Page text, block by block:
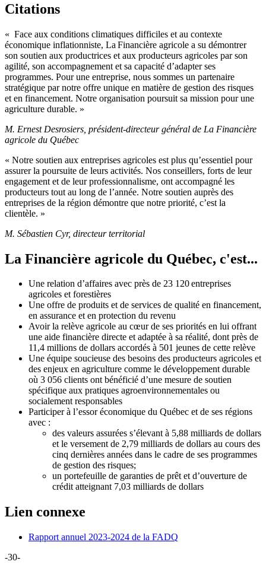
Citations
« Face aux conditions climatiques difficiles et au contexte
économique inflationniste, La Financière agricole a su démontrer
son soutien aux productrices et aux producteurs agricoles par son
agilité, son accompagnement et sa capacité d’adapter ses
programmes. Pour une entreprise, nous sommes un partenaire
stratégique par notre offre unique en matière de gestion des risques
et en financement. Notre organisation poursuit sa mission pour une
agriculture durable. »
M. Ernest Desrosiers, président-directeur général de La Financière
agricole du Québec
« Notre soutien aux entreprises agricoles est plus qu’essentiel pour
assurer la poursuite de leurs activités. Nos conseillers, forts de leur
engagement et de leur professionnalisme, ont accompagné les
producteurs tout au long de l’année. Notre soutien auprès des
entreprises de la région démontre que notre priorité, c’est la
clientèle. »
M. Sébastien Cyr, directeur territorial
La Financière agricole du Québec, c'est...
Une relation d’affaires avec près de 23 120 entreprises
agricoles et forestières
Une offre de produits et de services de qualité en financement,
en assurance et en protection du revenu
Avoir la relève agricole au cœur de ses priorités en lui offrant
une aide financière directe et adaptée à sa réalité, dont près de
11,4 millions de dollars accordés à 501 jeunes de cette relève
Une équipe soucieuse des besoins des producteurs agricoles et
des enjeux en agriculture comme le développement durable
où 3 056 clients ont bénéficié d’une mesure de soutien
spécifique aux pratiques agroenvironnementales ou
socialement responsables
Participer à l’essor économique du Québec et de ses régions
avec :
des valeurs assurées s’élevant à 5,88 milliards de dollars
et le versement de 2,79 milliards de dollars au cours des
cinq dernières années dans le cadre de ses programmes
de gestion des risques;
un portefeuille de garanties de prêt et d’ouverture de
crédit atteignant 7,03 milliards de dollars
Lien connexe
Rapport annuel 2023-2024 de la FADQ
-30-